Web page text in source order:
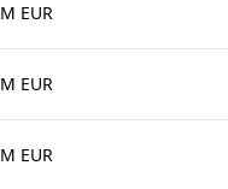
EUR
EUR
EUR